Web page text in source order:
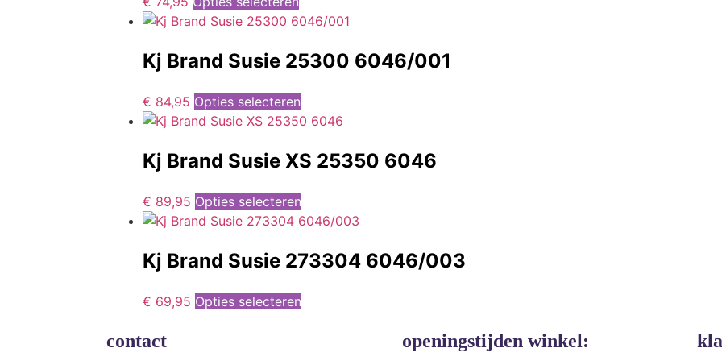
Kj Brand Susie 25300 6046/001
€ 84,95 Opties selecteren
Kj Brand Susie XS 25350 6046
€ 89,95 Opties selecteren
Kj Brand Susie 273304 6046/003
€ 69,95 Opties selecteren
contact openingstijden winkel: